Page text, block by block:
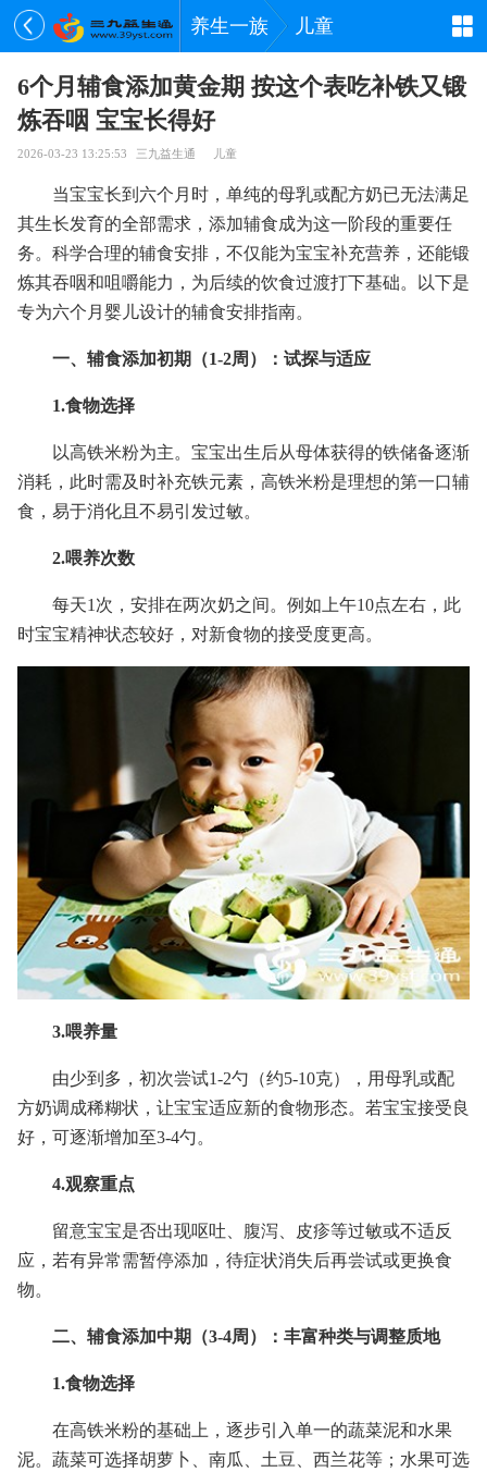
养生一族 儿童
6个月辅食添加黄金期 按这个表吃补铁又锻
炼吞咽 宝宝长得好
2026-03-23 13:25:53 三九益生通 儿童
当宝宝长到六个月时，单纯的母乳或配方奶已无法满足
其生长发育的全部需求，添加辅食成为这一阶段的重要任
务。科学合理的辅食安排，不仅能为宝宝补充营养，还能锻
炼其吞咽和咀嚼能力，为后续的饮食过渡打下基础。以下是
专为六个月婴儿设计的辅食安排指南。
一、辅食添加初期（1-2周）：试探与适应
1.食物选择
以高铁米粉为主。宝宝出生后从母体获得的铁储备逐渐
消耗，此时需及时补充铁元素，高铁米粉是理想的第一口辅
食，易于消化且不易引发过敏。
2.喂养次数
每天1次，安排在两次奶之间。例如上午10点左右，此
时宝宝精神状态较好，对新食物的接受度更高。
3.喂养量
由少到多，初次尝试1-2勺（约5-10克），用母乳或配
方奶调成稀糊状，让宝宝适应新的食物形态。若宝宝接受良
好，可逐渐增加至3-4勺。
4.观察重点
留意宝宝是否出现呕吐、腹泻、皮疹等过敏或不适反
应，若有异常需暂停添加，待症状消失后再尝试或更换食
物。
二、辅食添加中期（3-4周）：丰富种类与调整质地
1.食物选择
在高铁米粉的基础上，逐步引入单一的蔬菜泥和水果
泥。蔬菜可选择胡萝卜、南瓜、土豆、西兰花等；水果可选